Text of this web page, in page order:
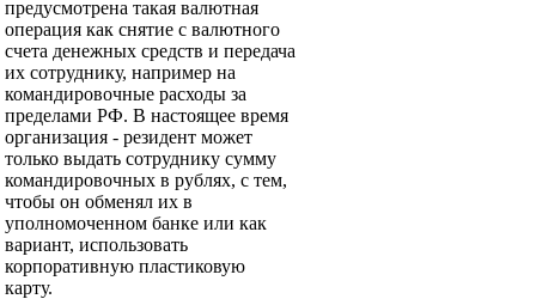
предусмотрена такая валютная
операция как снятие с валютного
счета денежных средств и передача
их сотруднику, например на
командировочные расходы за
пределами РФ. В настоящее время
организация - резидент может
только выдать сотруднику сумму
командировочных в рублях, с тем,
чтобы он обменял их в
уполномоченном банке или как
вариант, использовать
корпоративную пластиковую
карту.